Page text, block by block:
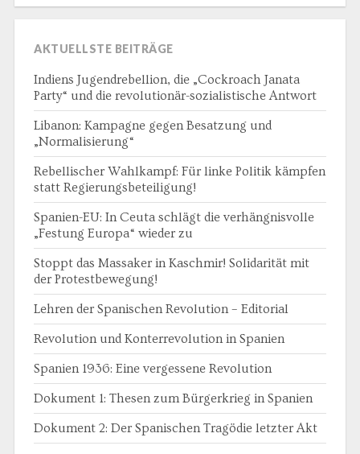
AKTUELLSTE BEITRÄGE
Indiens Jugendrebellion, die „Cockroach Janata
Party“ und die revolutionär-sozialistische Antwort
Libanon: Kampagne gegen Besatzung und
„Normalisierung“
Rebellischer Wahlkampf: Für linke Politik kämpfen
statt Regierungsbeteiligung!
Spanien-EU: In Ceuta schlägt die verhängnisvolle
„Festung Europa“ wieder zu
Stoppt das Massaker in Kaschmir! Solidarität mit
der Protestbewegung!
Lehren der Spanischen Revolution – Editorial
Revolution und Konterrevolution in Spanien
Spanien 1936: Eine vergessene Revolution
Dokument 1: Thesen zum Bürgerkrieg in Spanien
Dokument 2: Der Spanischen Tragödie letzter Akt